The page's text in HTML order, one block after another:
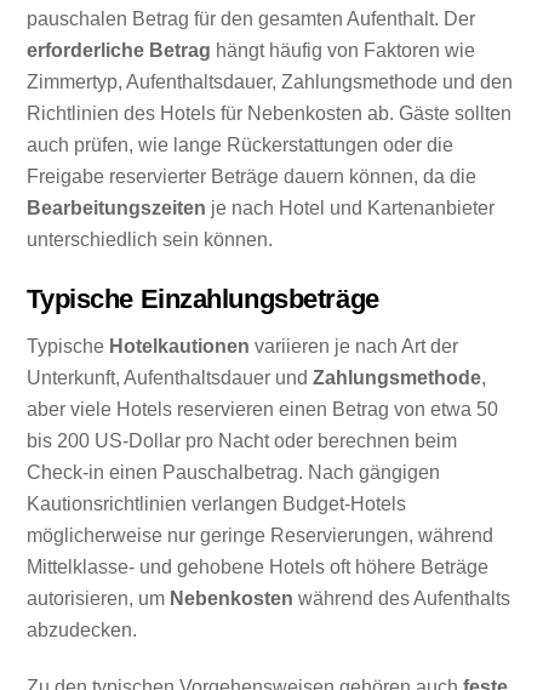
pauschalen Betrag für den gesamten Aufenthalt. Der
erforderliche Betrag hängt häufig von Faktoren wie
Zimmertyp, Aufenthaltsdauer, Zahlungsmethode und den
Richtlinien des Hotels für Nebenkosten ab. Gäste sollten
auch prüfen, wie lange Rückerstattungen oder die
Freigabe reservierter Beträge dauern können, da die
Bearbeitungszeiten je nach Hotel und Kartenanbieter
unterschiedlich sein können.
Typische Einzahlungsbeträge
Typische Hotelkautionen variieren je nach Art der
Unterkunft, Aufenthaltsdauer undZahlungsmethode,
aber viele Hotels reservieren einen Betrag von etwa 50
bis 200 US-Dollar pro Nacht oder berechnen beim
Check-in einen Pauschalbetrag. Nach gängigen
Kautionsrichtlinien verlangen Budget-Hotels
möglicherweise nur geringe Reservierungen, während
Mittelklasse- und gehobene Hotels oft höhere Beträge
autorisieren, um Nebenkosten während des Aufenthalts
abzudecken.